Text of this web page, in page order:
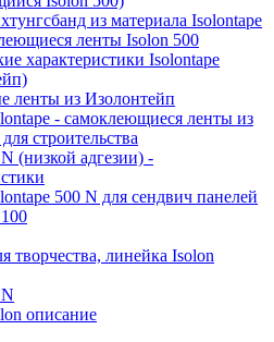
из материала Isolontape
ленты Isolon 500
характеристики Isolontape
ленты из Изолонтейп
- самоклеющиеся ленты из
строительства
(низкой адгезии) -
500 N для сендвич панелей
творчества, линейка Isolon
описание